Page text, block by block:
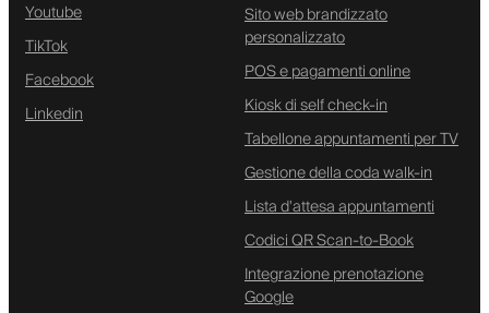
Youtube
TikTok
Facebook
Linkedin
Sito web brandizzato
personalizzato
POS e pagamenti online
Kiosk di self check-in
Tabellone appuntamenti per TV
Gestione della coda walk-in
Lista d'attesa appuntamenti
Codici QR Scan-to-Book
Integrazione prenotazione
Google